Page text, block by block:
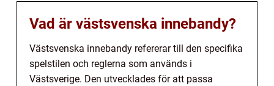
Vad är västsvenska innebandy?
Västsvenska innebandy refererar till den specifika
spelstilen och reglerna som används i
Västsverige. Den utvecklades för att passa